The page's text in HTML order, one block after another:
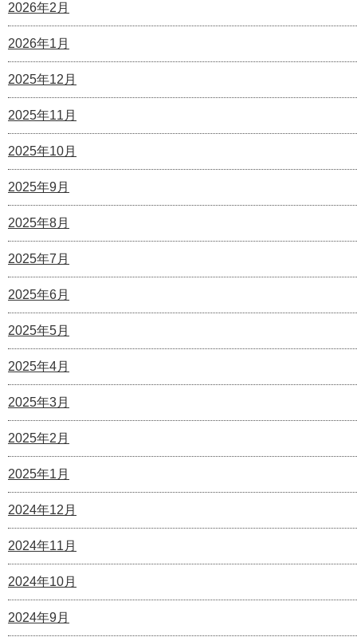
2026年2月
2026年1月
2025年12月
2025年11月
2025年10月
2025年9月
2025年8月
2025年7月
2025年6月
2025年5月
2025年4月
2025年3月
2025年2月
2025年1月
2024年12月
2024年11月
2024年10月
2024年9月